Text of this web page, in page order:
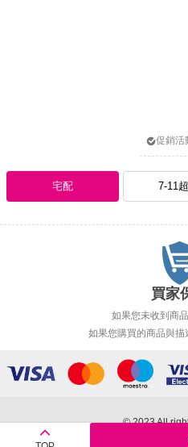
促銷活
宅配 7-11
買家
如果您未收到商
如果您購買的商品與描
© 2023 All